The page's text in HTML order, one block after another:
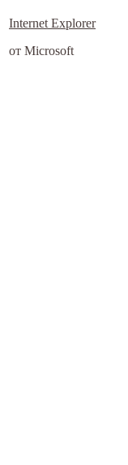
Internet Explorer
от Microsoft